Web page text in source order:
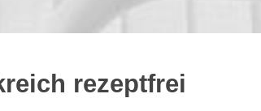
rezeptfrei